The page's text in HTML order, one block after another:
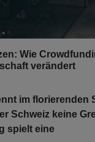
Wie
verändert
im florierenden
Schweiz keine
spielt eine